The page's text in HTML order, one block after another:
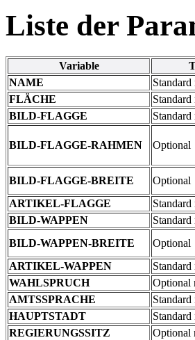
Liste der
Variable
NAME
Standard
FLÄCHE
Standard
BILD-FLAGGE
Standard
BILD-FLAGGE-RAHMEN Optional
BILD-FLAGGE-BREITE
Optional
ARTIKEL-FLAGGE
Standard
BILD-WAPPEN
Standard
BILD-WAPPEN-BREITE
Optional
ARTIKEL-WAPPEN
Standard
WAHLSPRUCH
Optional
AMTSSPRACHE
Standard
HAUPTSTADT
Standard
REGIERUNGSSITZ
Optional